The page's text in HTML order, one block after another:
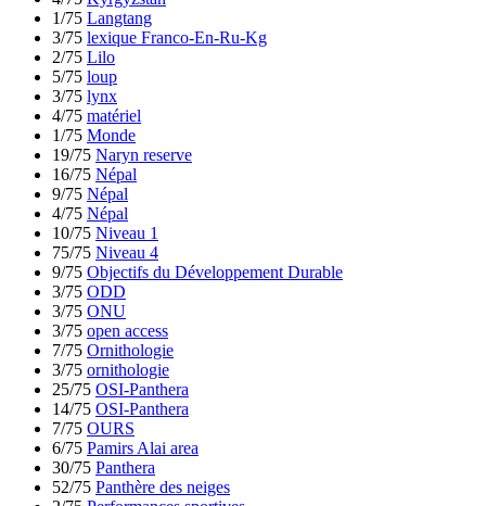
1/75 Langtang
3/75 lexique Franco-En-Ru-Kg
2/75 Lilo
5/75 loup
3/75 lynx
4/75 matériel
1/75 Monde
19/75 Naryn reserve
16/75 Népal
9/75 Népal
4/75 Népal
10/75 Niveau 1
75/75 Niveau 4
9/75 Objectifs du Développement Durable
3/75 ODD
3/75 ONU
3/75 open access
7/75 Ornithologie
3/75 ornithologie
25/75 OSI-Panthera
14/75 OSI-Panthera
7/75 OURS
6/75 Pamirs Alai area
30/75 Panthera
52/75 Panthère des neiges